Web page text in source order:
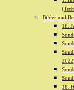
Bilder und
16.
2022
18.